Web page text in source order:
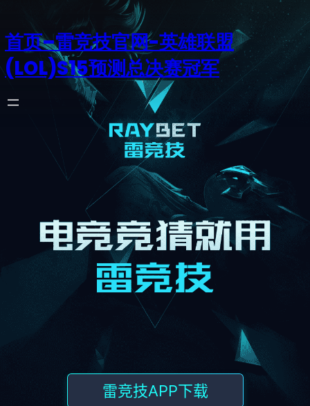
首页–雷竞技官网-英雄联盟
(LOL)S15预测总决赛冠军